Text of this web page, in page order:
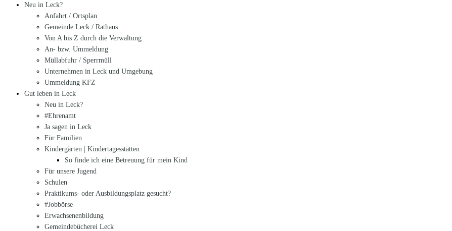
Neu in Leck?
Anfahrt / Ortsplan
Gemeinde Leck / Rathaus
Von A bis Z durch die Verwaltung
An- bzw. Ummeldung
Müllabfuhr / Sperrmüll
Unternehmen in Leck und Umgebung
Ummeldung KFZ
Gut leben in Leck
Neu in Leck?
#Ehrenamt
Ja sagen in Leck
Für Familien
Kindergärten | Kindertagesstätten
So finde ich eine Betreuung für mein Kind
Für unsere Jugend
Schulen
Praktikums- oder Ausbildungsplatz gesucht?
#Jobbörse
Erwachsenenbildung
Gemeindebücherei Leck